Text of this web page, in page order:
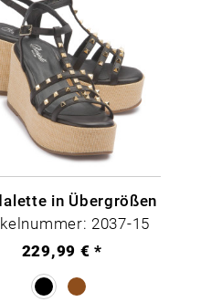
in Übergrößen
2037-15
229,99 € *